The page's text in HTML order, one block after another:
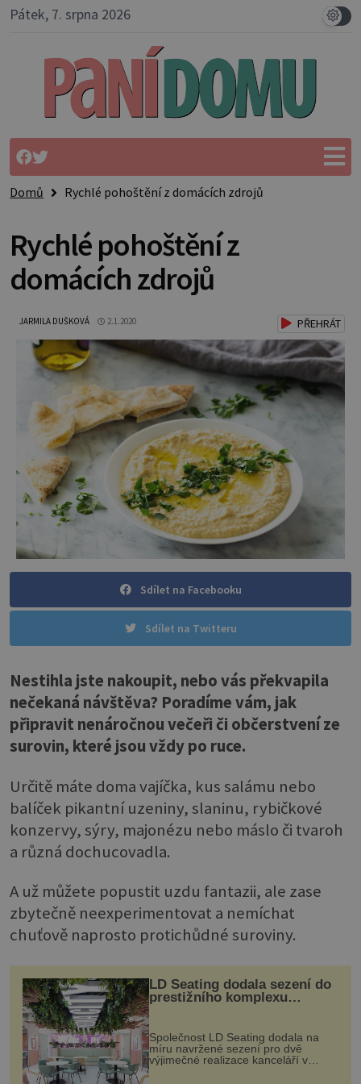
Pátek, 7. srpna 2026
Domů Rychlé pohoštění z domácích zdrojů
Rychlé pohoštění z
domácích zdrojů
JARMILA DUŠKOVÁ 2.1.2020 PŘEHRÁT
Sdílet na Facebooku
Sdílet na Twitteru
Nestihla jste nakoupit, nebo vás překvapila
nečekaná návštěva? Poradíme vám, jak
připravit nenáročnou večeři či občerstvení ze
surovin, které jsou vždy po ruce.
Určitě máte doma vajíčka, kus salámu nebo
balíček pikantní uzeniny, slaninu, rybičkové
konzervy, sýry, majonézu nebo máslo či tvaroh
a různá dochucovadla.
A už můžete popustit uzdu fantazii, ale zase
zbytečně neexperimentovat a nemíchat
chuťově naprosto protichůdné suroviny.
LD Seating dodala sezení do
prestižního komplexu
MediaCityUK v Salfordu
Společnost LD Seating dodala na
míru navržené sezení pro dvě
výjimečné realizace kanceláří v
areálu MediaCityUK v anglickém